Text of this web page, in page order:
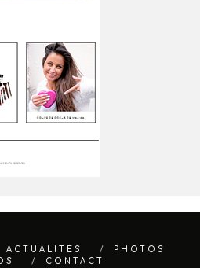
ACTUALITES
PHOTOS
CONTACT